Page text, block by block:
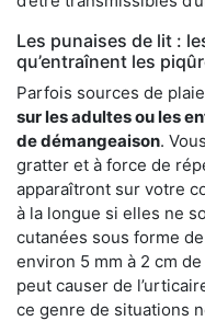
Les punaises de lit :
qu’entraînent les
Parfois sources de
sur les adultes ou les
de démangeaison.
gratter et à force de
apparaîtront sur votre
à la longue si elles ne
cutanées sous forme
environ 5 mm à 2 cm
peut causer de
ce genre de situations